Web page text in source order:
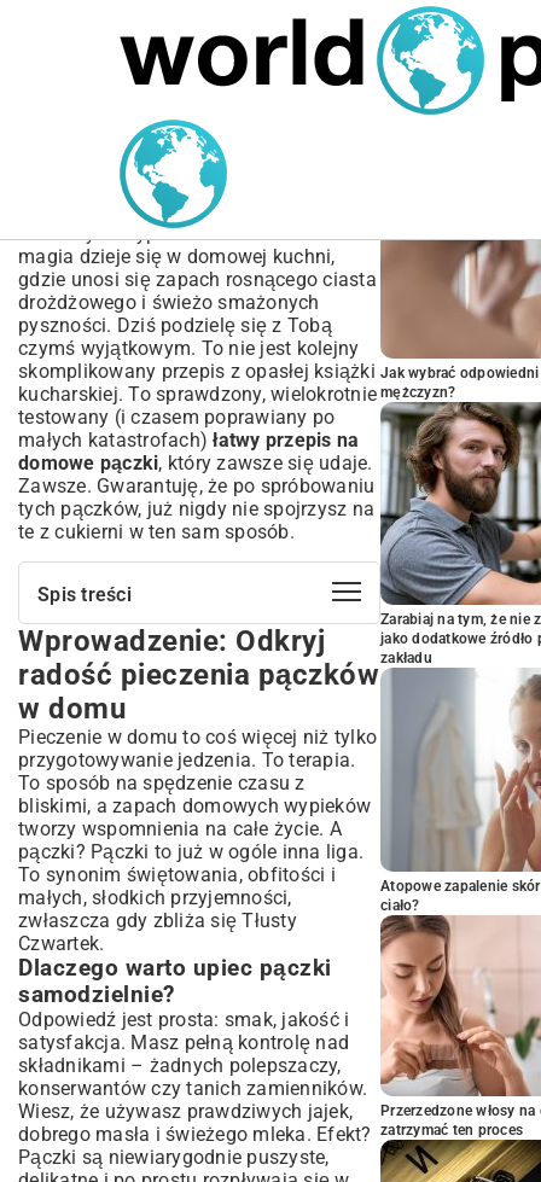
MARIUSZ ŁAMAGA 04.10.2025
Łatwy Przepis na Domowe
Pączki | Puszyste i Idealne
Zapomnij o sklepowych, często
czerstwych wypiekach. Prawdziwa
magia dzieje się w domowej kuchni,
gdzie unosi się zapach rosnącego ciasta
drożdżowego i świeżo smażonych
pyszności. Dziś podzielę się z Tobą
czymś wyjątkowym. To nie jest kolejny
skomplikowany przepis z opasłej książki
kucharskiej. To sprawdzony, wielokrotnie
testowany (i czasem poprawiany po
małych katastrofach)łatwy przepis na
domowe pączki, który zawsze się udaje.
Zawsze. Gwarantuję, że po spróbowaniu
tych pączków, już nigdy nie spojrzysz na
te z cukierni w ten sam sposób.
Spis treści
Wprowadzenie: Odkryj radość pieczenia
pączków w domu
Dlaczego warto upiec pączki samodzielnie?
Krótka historia pączków: od tradycji do
współczesności
Składniki na idealne, łatwe pączki: Co
musisz mieć w kuchni?
Mąka, drożdże, jajka – kluczowe elementy
udanego ciasta
Sekrety wyboru najlepszych składników
Łatwy przepis na domowe pączki krok
po kroku
Przygotowanie zaczynu drożdżowego:
Podstawa puszystości
Wyrabianie ciasta: Cierpliwość popłaca
Prawidłowe wyrastanie ciasta: Czas to
pieniądz!
Formowanie pączków: Jak uzyskać idealny
kształt?
Smażenie pączków: Techniki i triki dla
perfekcji
Wybór tłuszczu do smażenia: Co jest
Wprowadzenie: Odkryj
radość pieczenia pączków
w domu
Pieczenie w domu to coś więcej niż tylko
przygotowywanie jedzenia. To terapia.
To sposób na spędzenie czasu z
bliskimi, a zapach domowych wypieków
tworzy wspomnienia na całe życie. A
pączki? Pączki to już w ogóle inna liga.
To synonim świętowania, obfitości i
małych, słodkich przyjemności,
zwłaszcza gdy zbliża się Tłusty
Czwartek.
Dlaczego warto upiec pączki
samodzielnie?
Odpowiedź jest prosta: smak, jakość i
satysfakcja. Masz pełną kontrolę nad
składnikami – żadnych polepszaczy,
konserwantów czy tanich zamienników.
Wiesz, że używasz prawdziwych jajek,
dobrego masła i świeżego mleka. Efekt?
Pączki są niewiarygodnie puszyste,
Jak wybrać
mężczyzn?
Zarabiaj na tym, że nie
jako dodatkowe
zakładu
Atopowe zapalenie
ciało?
Przerzedzone włosy
zatrzymać ten proces